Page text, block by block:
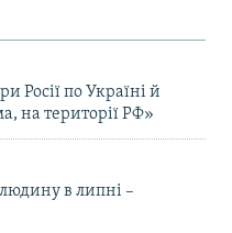
Росії по Україні й
на території РФ»
в липні –